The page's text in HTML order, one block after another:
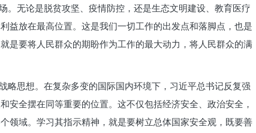
。无论是脱贫攻坚、疫情防控，还是生态文明建设、教育医疗
益放在最高位置。这是我们一切工作的出发点和落脚点，也是
是要将人民群众的期盼作为工作的最大动力，将人民群众的满
略思想。在复杂多变的国际国内环境下，习近平总书记反复强
安全摆在同等重要的位置。这不仅包括经济安全、政治安全，
领域。学习其指示精神，就是要树立总体国家安全观，既要善